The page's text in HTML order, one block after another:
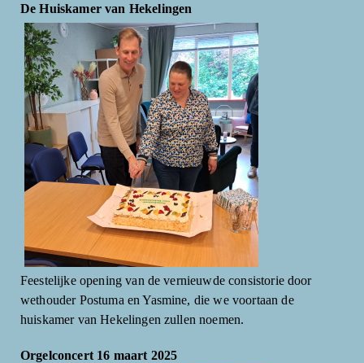
De Huiskamer van Hekelingen
Feestelijke opening van de vernieuwde consistorie door
wethouder Postuma en Yasmine, die we voortaan de
huiskamer van Hekelingen zullen noemen.
Orgelconcert 16 maart 2025